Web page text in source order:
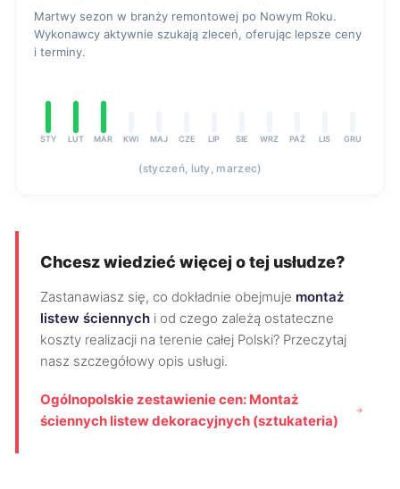
Martwy sezon w branży remontowej po Nowym Roku.
Wykonawcy aktywnie szukają zleceń, oferując lepsze ceny
i terminy.
STY LUT MAR KWI MAJ CZE LIP SIE WRZ PAŹ LIS GRU
(styczeń, luty, marzec)
Chcesz wiedzieć więcej o tej usłudze?
Zastanawiasz się, co dokładnie obejmuje montaż
listew ściennych i od czego zależą ostateczne
koszty realizacji na terenie całej Polski? Przeczytaj
nasz szczegółowy opis usługi.
Ogólnopolskie zestawienie cen: Montaż
ściennych listew dekoracyjnych (sztukateria)